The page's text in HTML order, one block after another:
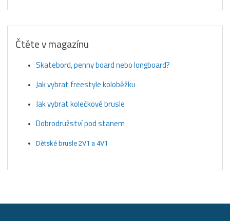
Čtěte v magazínu
Skatebord, penny board nebo longboard?
Jak vybrat freestyle koloběžku
Jak vybrat kolečkové brusle
Dobrodružství pod stanem
Dětské brusle 2V1 a 4V1